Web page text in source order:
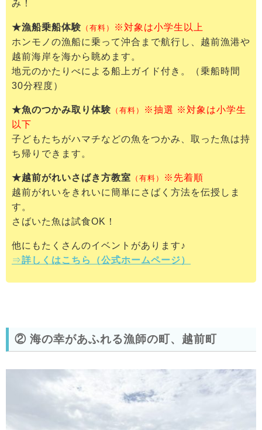
み！
★漁船乗船体験 （有料）
※対象は小学生以上
ホンモノの漁船に乗って沖合まで航行し、越前漁港や
越前海岸を海から眺めます。
地元のかたりべによる船上ガイド付き。（乗船時間
30分程度）
★魚のつかみ取り体験 （有料）
※抽選 ※対象は小学生
以下
子どもたちがハマチなどの魚をつかみ、取った魚は持
ち帰りできます。
★越前がれいさばき方教室 （有料）
※先着順
越前がれいをきれいに簡単にさばく方法を伝授しま
す。
さばいた魚は試食OK！
他にもたくさんのイベントがあります♪
⇒詳しくはこちら（公式ホームページ）
② 海の幸があふれる漁師の町、越前町